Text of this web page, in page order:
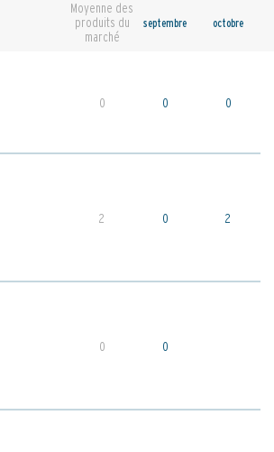
Moyenne des
produits du
marché
septembre octobre
0 0 0
2 0 2
0 0